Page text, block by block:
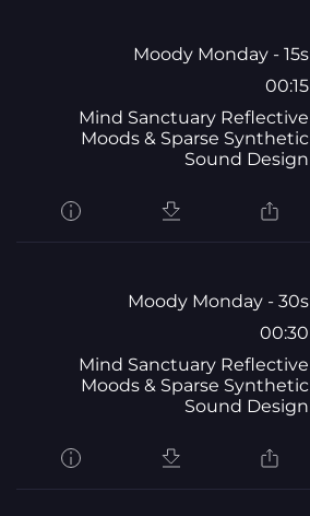
Moody Monday - 15s
00:15
Mind Sanctuary Reflective
Moods & Sparse Synthetic
Sound Design
Moody Monday - 30s
00:30
Mind Sanctuary Reflective
Moods & Sparse Synthetic
Sound Design